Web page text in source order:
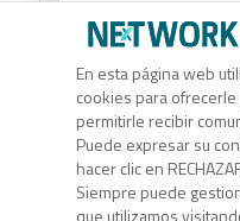
En esta página web
cookies para
permitirle recibir
Puede expresar su
hacer clic en
Siempre puede
que utilizamos
Código
Para copiar el